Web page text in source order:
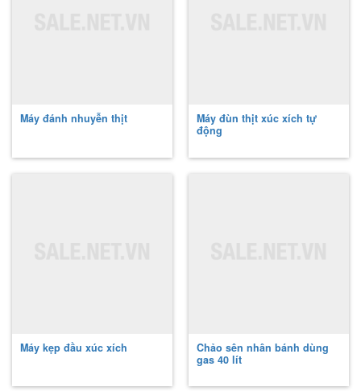
Máy đánh nhuyễn thịt
Máy đùn thịt xúc xích tự
động
Máy kẹp đầu xúc xích
Chảo sên nhân bánh dùng
gas 40 lít